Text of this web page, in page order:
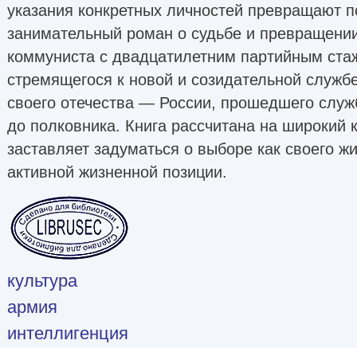
указания конкретных личностей превращают
занимательный роман о судьбе и
коммуниста с двадцатилетним партийным
стремящегося к новой и созидательной
своего отечества — России, прошедшего
до полковника. Книга рассчитана на широкий
заставляет задуматься о выборе как своего
активной жизненной позиции.
культура
армия
интеллигенция